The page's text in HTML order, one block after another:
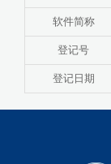
软件简称
登记号
登记日期